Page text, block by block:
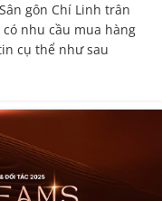
gôn Chí Linh trân
nhu cầu mua hàng
cụ thể như sau